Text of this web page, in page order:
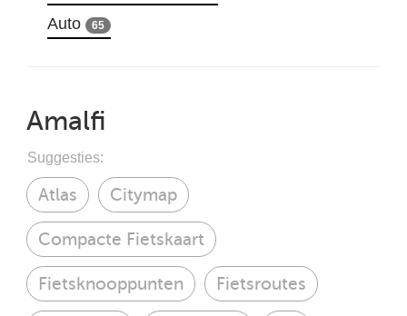
Auto 65
Amalfi
Suggesties:
Atlas Citymap
Compacte Fietskaart
Fietsknooppunten Fietsroutes